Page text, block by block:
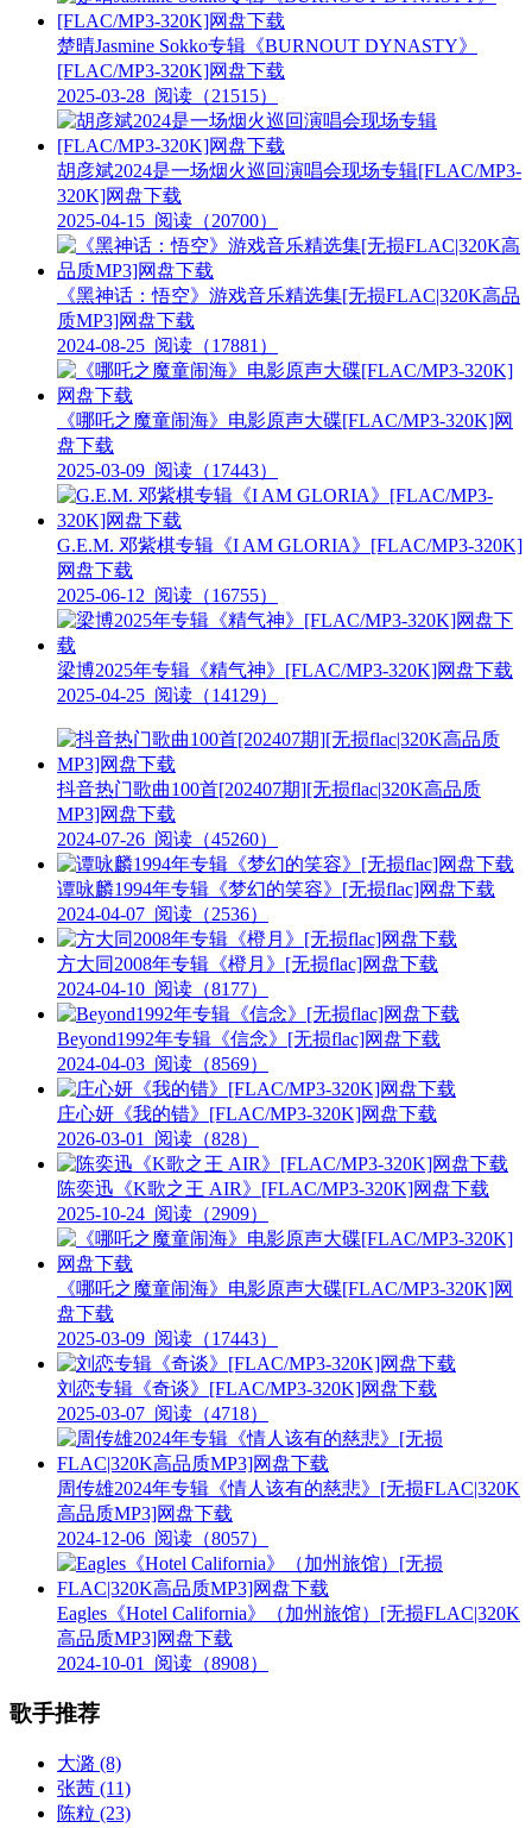
楚晴Jasmine Sokko专辑《BURNOUT DYNASTY》
[FLAC/MP3-320K]网盘下载
2025-03-28 阅读（21515）
胡彦斌2024是一场烟火巡回演唱会现场专辑[FLAC/MP3-
320K]网盘下载
2025-04-15 阅读（20700）
《黑神话：悟空》游戏音乐精选集[无损FLAC|320K高品
质MP3]网盘下载
2024-08-25 阅读（17881）
《哪吒之魔童闹海》电影原声大碟[FLAC/MP3-320K]网
盘下载
2025-03-09 阅读（17443）
G.E.M. 邓紫棋专辑《I AM GLORIA》[FLAC/MP3-320K]
网盘下载
2025-06-12 阅读（16755）
梁博2025年专辑《精气神》[FLAC/MP3-320K]网盘下载
2025-04-25 阅读（14129）
抖音热门歌曲100首[202407期][无损flac|320K高品质
MP3]网盘下载
2024-07-26 阅读（45260）
谭咏麟1994年专辑《梦幻的笑容》[无损flac]网盘下载
2024-04-07 阅读（2536）
方大同2008年专辑《橙月》[无损flac]网盘下载
2024-04-10 阅读（8177）
Beyond1992年专辑《信念》[无损flac]网盘下载
2024-04-03 阅读（8569）
庄心妍《我的错》[FLAC/MP3-320K]网盘下载
2026-03-01
阅读（828）
陈奕迅《K歌之王 AIR》[FLAC/MP3-320K]网盘下载
2025-10-24 阅读（2909）
《哪吒之魔童闹海》电影原声大碟[FLAC/MP3-320K]网
盘下载
2025-03-09 阅读（17443）
刘恋专辑《奇谈》[FLAC/MP3-320K]网盘下载
2025-03-07 阅读（4718）
周传雄2024年专辑《情人该有的慈悲》[无损FLAC|320K
高品质MP3]网盘下载
2024-12-06 阅读（8057）
Eagles《Hotel California》（加州旅馆）[无损FLAC|320K
高品质MP3]网盘下载
2024-10-01
阅读（8908）
歌手推荐
大潞 (8)
张茜 (11)
陈粒 (23)